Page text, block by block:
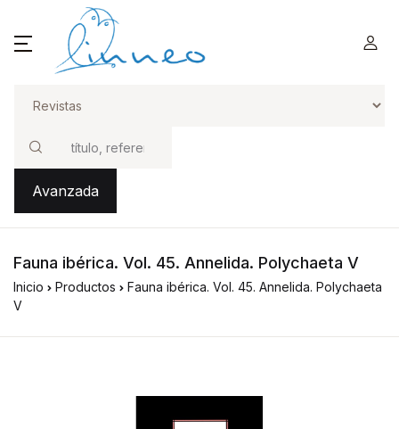
Buscar
Avanzada
Fauna ibérica. Vol. 45. Annelida. Polychaeta V
Inicio Productos
Fauna ibérica. Vol. 45. Annelida. Polychaeta
V